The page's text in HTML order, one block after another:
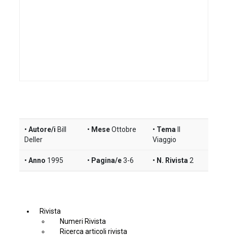
Autore/i Bill
Deller
Mese Ottobre Tema
Viaggio
Anno 1995 Pagina/e 3-6 N. Rivista 2
Rivista
Numeri Rivista
Ricerca articoli rivista